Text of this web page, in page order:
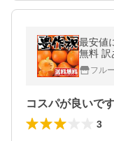
最安値
無料 訳
00円
くだも
フル
コスパが良いで
3